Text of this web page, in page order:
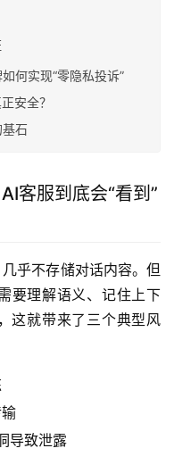
何实现“零隐私投诉”
安全？
石
客服到底会“看到”
乎不存储对话内容。但
要理解语义、记住上下
这就带来了三个典型风
导致泄露